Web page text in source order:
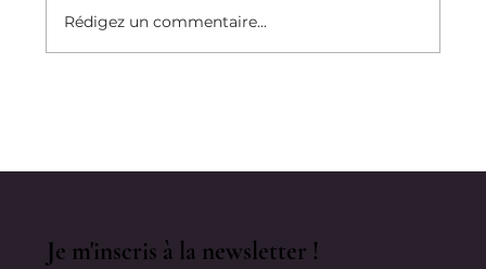
Rédigez un commentaire...
Je m'inscris à la newsletter !